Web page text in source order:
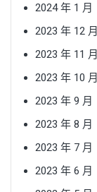
2024 年 1 月
2023 年 12 月
2023 年 11 月
2023 年 10 月
2023 年 9 月
2023 年 8 月
2023 年 7 月
2023 年 6 月